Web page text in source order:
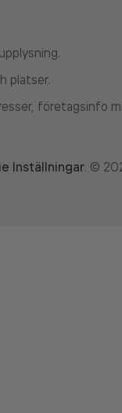
platser.
företagsinfo
Inställningar. ©